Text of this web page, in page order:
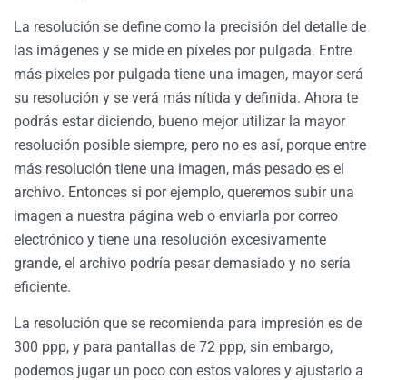
La resolución se define como la precisión del detalle de
las imágenes y se mide en píxeles por pulgada. Entre
más pixeles por pulgada tiene una imagen, mayor será
su resolución y se verá más nítida y definida. Ahora te
podrás estar diciendo, bueno mejor utilizar la mayor
resolución posible siempre, pero no es así, porque entre
más resolución tiene una imagen, más pesado es el
archivo. Entonces si por ejemplo, queremos subir una
imagen a nuestra página web o enviarla por correo
electrónico y tiene una resolución excesivamente
grande, el archivo podría pesar demasiado y no sería
eficiente.
La resolución que se recomienda para impresión es de
300 ppp, y para pantallas de 72 ppp, sin embargo,
podemos jugar un poco con estos valores y ajustarlo a